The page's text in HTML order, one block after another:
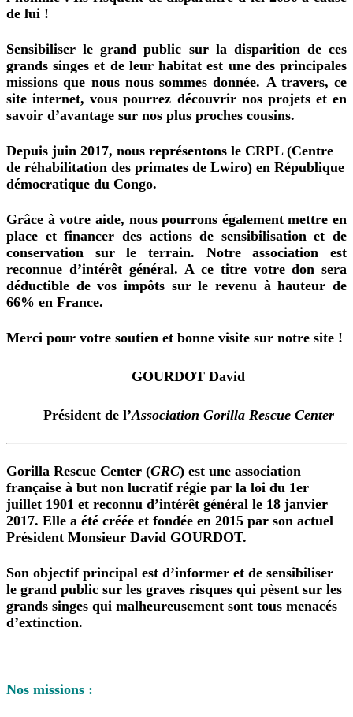
de lui !
Sensibiliser le grand public sur la disparition de ces
grands singes et de leur habitat est une des principales
missionsque nous nous sommes donnée. A travers, ce
site internet, vous pourrez découvrir nos projets et en
savoir d’avantage sur nos plus proches cousins.
Depuis juin 2017, nous représentons le CRPL (Centre
de réhabilitation des primates de Lwiro) en République
démocratique du Congo.
Grâce à votre aide, nous pourrons également mettre en
place et financer des actions de sensibilisation et de
conservation sur le terrain. Notre association est
reconnue d’intérêt général. A ce titre votre don sera
déductible de vos impôts sur le revenu à hauteur de
66% en France.
Merci pour votre soutien et bonne visite sur notre site !
GOURDOT David
Président de l’Association Gorilla Rescue Center
Gorilla Rescue Center (GRC) est une association
française à but non lucratif régie par la loi du 1er
juillet 1901 et reconnu d’intérêt général le 18 janvier
2017. Elle a été créée et fondée en 2015 par son actuel
Président Monsieur David GOURDOT.
Son objectif principal est d’informer et de sensibiliser
le grand public sur les graves risques qui pèsent sur les
grands singes qui malheureusement sont tous menacés
d’extinction.
Nos missions :